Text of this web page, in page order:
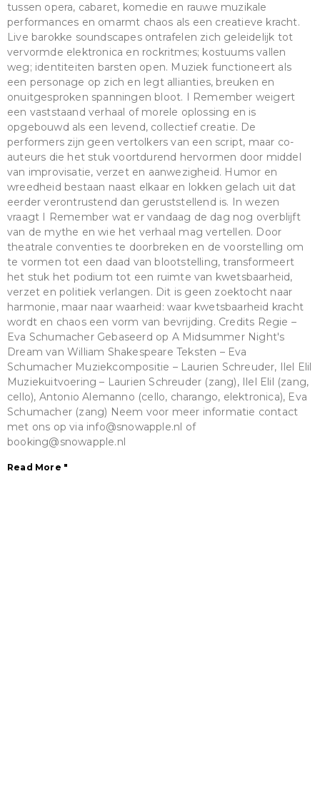
tussen opera, cabaret, komedie en rauwe muzikale
performances en omarmt chaos als een creatieve kracht.
Live barokke soundscapes ontrafelen zich geleidelijk tot
vervormde elektronica en rockritmes; kostuums vallen
weg; identiteiten barsten open. Muziek functioneert als
een personage op zich en legt allianties, breuken en
onuitgesproken spanningen bloot. I Remember weigert
een vaststaand verhaal of morele oplossing en is
opgebouwd als een levend, collectief creatie. De
performers zijn geen vertolkers van een script, maar co-
auteurs die het stuk voortdurend hervormen door middel
van improvisatie, verzet en aanwezigheid. Humor en
wreedheid bestaan naast elkaar en lokken gelach uit dat
eerder verontrustend dan geruststellend is. In wezen
vraagt I Remember wat er vandaag de dag nog overblijft
van de mythe en wie het verhaal mag vertellen. Door
theatrale conventies te doorbreken en de voorstelling om
te vormen tot een daad van blootstelling, transformeert
het stuk het podium tot een ruimte van kwetsbaarheid,
verzet en politiek verlangen. Dit is geen zoektocht naar
harmonie, maar naar waarheid: waar kwetsbaarheid kracht
wordt en chaos een vorm van bevrijding. Credits Regie –
Eva Schumacher Gebaseerd op A Midsummer Night's
Dream van William Shakespeare Teksten – Eva
Schumacher Muziekcompositie – Laurien Schreuder, Ilel Elil
Muziekuitvoering – Laurien Schreuder (zang), Ilel Elil (zang,
cello), Antonio Alemanno (cello, charango, elektronica), Eva
Schumacher (zang) Neem voor meer informatie contact
met ons op via info@snowapple.nl of
booking@snowapple.nl
Read More "